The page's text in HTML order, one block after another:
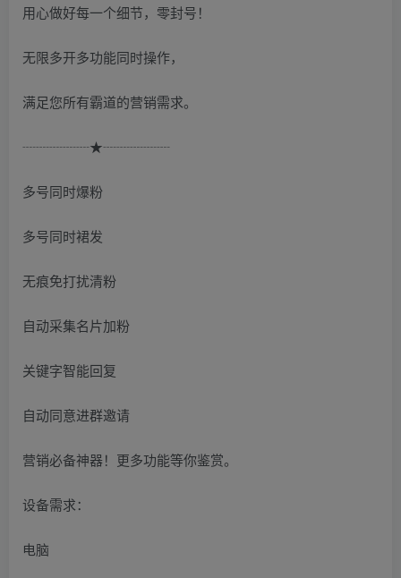
用心做好每一个细节，零封号！
无限多开多功能同时操作，
满足您所有霸道的营销需求。
┈┈┈┈┈★┈┈┈┈┈
多号同时爆粉
多号同时裙发
无痕免打扰清粉
自动采集名片加粉
关键字智能回复
自动同意进群邀请
营销必备神器！更多功能等你鉴赏。
设备需求：
电脑